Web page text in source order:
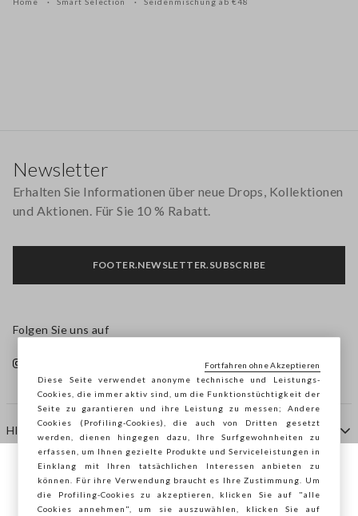
HILFE
AGENTUR
Newsletter
Erhalten Sie Informationen über neue Drops, Kollektionen
und Aktionen. Für Sie 10 % Rabatt.
FOOTER.NEWSLETTER.SUBSCRIBE
Folgen Sie uns auf
Sie surfen auf der Seite von STEFANEL
Österreich, möchten Sie Ihren Standort
Diese Seite verwendet anonyme technische und Leistungs-
Cookies, die immer aktiv sind, um die Funktionstüchtigkeit der
Seite zu garantieren und ihre Leistung zu messen; Andere
Cookies (Profiling-Cookies), die auch von Dritten gesetzt
werden, dienen hingegen dazu, Ihre Surfgewohnheiten zu
erfassen, um Ihnen gezielte Produkte und Serviceleistungen in
Einklang mit Ihren tatsächlichen Interessen anbieten zu
können. Für ihre Verwendung braucht es Ihre Zustimmung. Um
die Profiling-Cookies zu akzeptieren, klicken Sie auf "alle
Cookies annehmen", um sie auszuwählen, klicken Sie auf
Fortfahren ohne Akzeptieren